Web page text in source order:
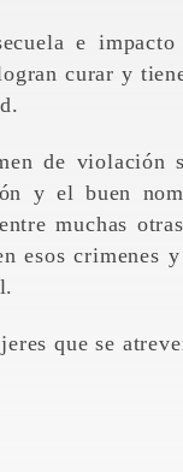
e
curar y
de violación
y el buen
muchas
esos crimenes
que se